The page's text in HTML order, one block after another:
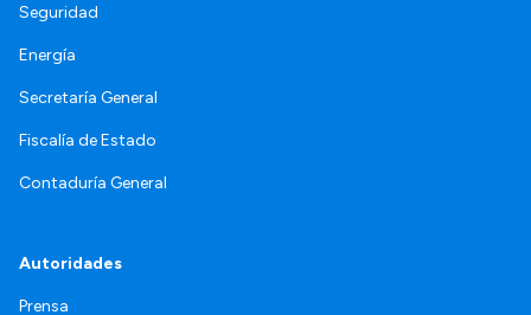
Seguridad
Energía
Secretaría General
Fiscalía de Estado
Contaduría General
Autoridades
Prensa